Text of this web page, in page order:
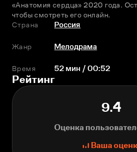
«Анатомия сердца» 2020 года.
чтобы смотреть его онлайн.
Страна
Россия
Жанр Мелодрама
Время 52 мин / 00:52
Рейтинг
9.4
Оценка
Ваша